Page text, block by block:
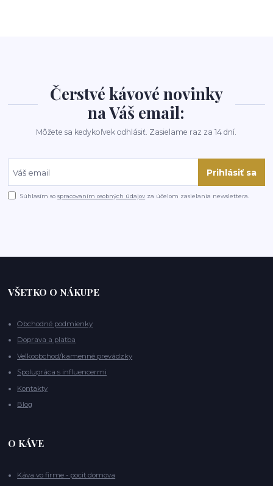
Čerstvé kávové novinky
na Váš email:
Môžete sa kedykoľvek odhlásiť. Zasielame raz za 14 dní.
Prihlásiť sa
Súhlasím sospracovaním osobných údajov za účelom zasielania newslettera.
VŠETKO O NÁKUPE
Obchodné podmienky
Doprava a platba
Veľkoobchod/kamenné prevádzky
Spolupráca s influencermi
Kontakty
Blog
O KÁVE
Káva vo firme - pocit domova